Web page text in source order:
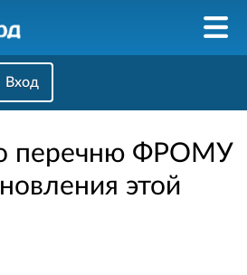
Вход
перечню ФРОМУ
этой